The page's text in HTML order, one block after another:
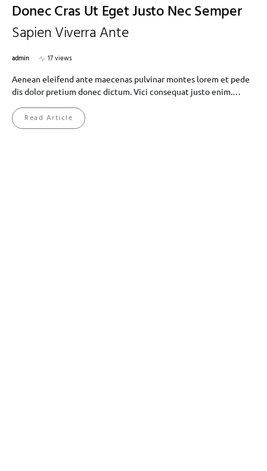
Donec Cras Ut Eget Justo Nec Semper
Sapien Viverra Ante
admin
17 views
Aenean eleifend ante maecenas pulvinar montes lorem et pede
dis dolor pretium donec dictum. Vici consequat justo enim.…
Read Article